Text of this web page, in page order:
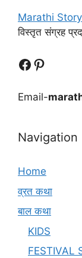
Marathi Story
विस्तृत संग्रह
Follow UsFollow us
Email-
Navigation
Home
व्रत कथा
बाल कथा
KIDS
FESTIVAL